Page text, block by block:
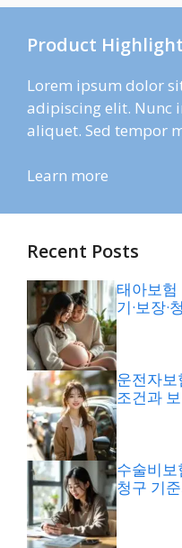
Product Highlight
Lorem ipsum dolor
adipiscing elit. Nunc
aliquet. Sed tempor
Learn more
Recent Posts
태아보험
기·보장·
운전자보
조건과
수술비보
청구 기